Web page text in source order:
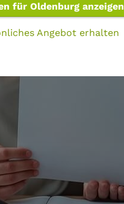
für Oldenburg anzeigen
Angebot erhalten